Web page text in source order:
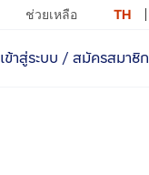
ช่วยเหลือ TH
เข้าสู่ระบบ / สมัครสมาชิก